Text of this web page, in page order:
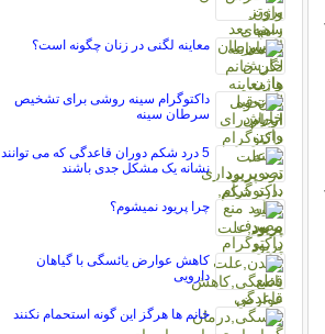
معاینه لگنی در زنان چگونه است؟
داکتوگرام سینه روشی برای تشخیص
سرطان سینه
5 درد شکم دوران قاعدگی که می توانند
نشانه یک مشکل جدی باشند
چرا پریود نمیشوم؟
کاهش عوارض یائسگی با گیاهان
دارویی
خانم ها هرگز این گونه استحمام نکنند